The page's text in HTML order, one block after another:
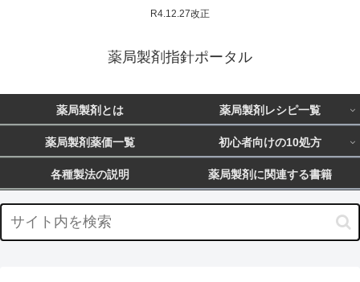
R4.12.27改正
薬局製剤指針ポータル
薬局製剤とは 薬局製剤レシピ一覧
薬局製剤薬価一覧 初心者向けの10処方
各種製法の説明 薬局製剤に関連する書籍